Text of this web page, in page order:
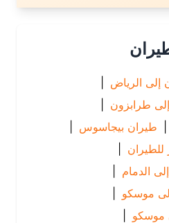
|
|
بيجاسوس |
|
|
|
|